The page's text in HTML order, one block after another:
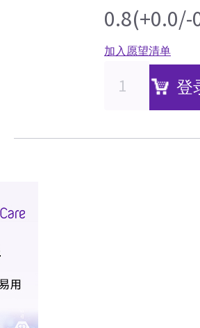
加入愿望清单
登